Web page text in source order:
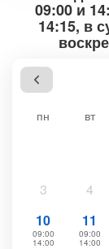
09:00 и
14:15, в
пн вт
3 4
10
09:00
14:00
11
09:00
14:00